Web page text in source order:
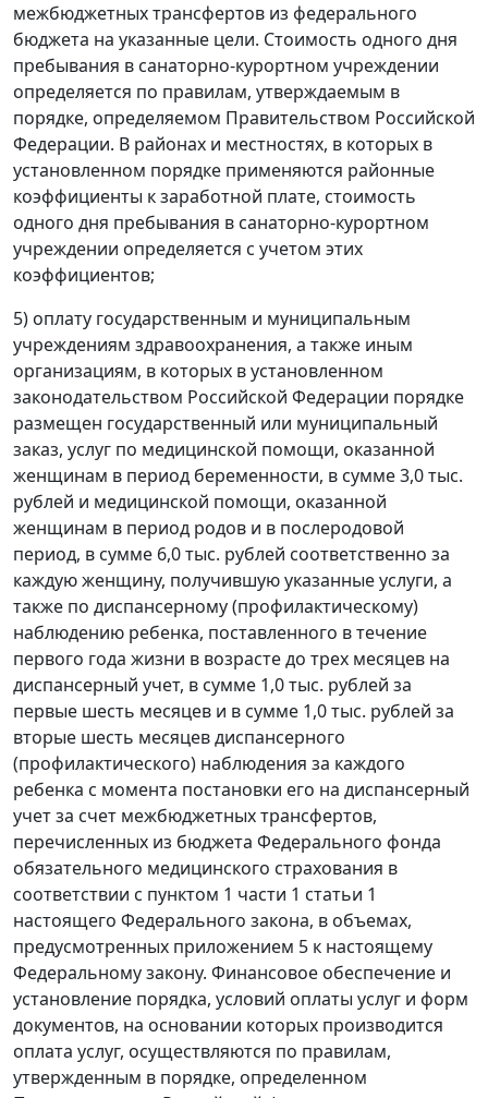
межбюджетных трансфертов из федерального
бюджета на указанные цели. Стоимость одного дня
пребывания в санаторно-курортном учреждении
определяется по правилам, утверждаемым в
порядке, определяемом Правительством Российской
Федерации. В районах и местностях, в которых в
установленном порядке применяются районные
коэффициенты к заработной плате, стоимость
одного дня пребывания в санаторно-курортном
учреждении определяется с учетом этих
коэффициентов;
5) оплату государственным и муниципальным
учреждениям здравоохранения, а также иным
организациям, в которых в установленном
законодательством Российской Федерации порядке
размещен государственный или муниципальный
заказ, услуг по медицинской помощи, оказанной
женщинам в период беременности, в сумме 3,0 тыс.
рублей и медицинской помощи, оказанной
женщинам в период родов и в послеродовой
период, в сумме 6,0 тыс. рублей соответственно за
каждую женщину, получившую указанные услуги, а
также по диспансерному (профилактическому)
наблюдению ребенка, поставленного в течение
первого года жизни в возрасте до трех месяцев на
диспансерный учет, в сумме 1,0 тыс. рублей за
первые шесть месяцев и в сумме 1,0 тыс. рублей за
вторые шесть месяцев диспансерного
(профилактического) наблюдения за каждого
ребенка с момента постановки его на диспансерный
учет за счет межбюджетных трансфертов,
перечисленных из бюджета Федерального фонда
обязательного медицинского страхования в
соответствии с пунктом 1 части 1 статьи 1
настоящего Федерального закона, в объемах,
предусмотренных приложением 5 к настоящему
Федеральному закону. Финансовое обеспечение и
установление порядка, условий оплаты услуг и форм
документов, на основании которых производится
оплата услуг, осуществляются по правилам,
утвержденным в порядке, определенном